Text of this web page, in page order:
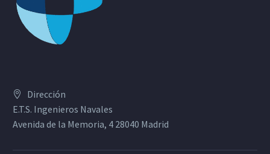
Dirección
E.T.S. Ingenieros Navales
Avenida de la Memoria, 4 28040 Madrid